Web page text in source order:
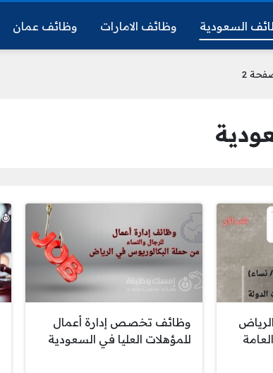
السعودية وظائف الامارات وظائف عمان
2
وظائف تخصص إدارة أعمال
للمؤهلات العليا في السعودية